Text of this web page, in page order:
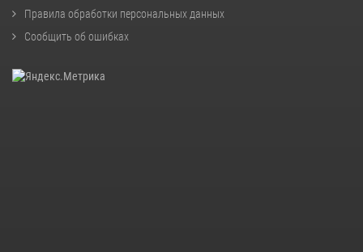
Правила обработки персональных данных
Сообщить об ошибках